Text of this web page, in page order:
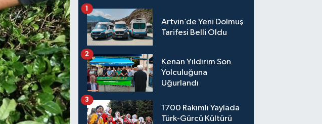
Artvin’de Yeni Dolmuş
Tarifesi Belli Oldu
1
Kenan Yıldırım Son
Yolculuğuna
Uğurlandı
2
1700 Rakımlı Yaylada
Türk-Gürcü Kültürü
3